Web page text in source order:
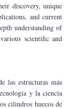
discovery, unique
and current
understanding of
scientific and
las estructuras más
y la ciencia
cilindros huecos de